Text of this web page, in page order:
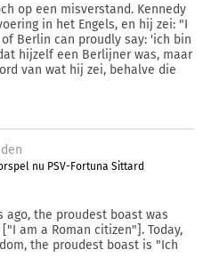
op een misverstand. Kennedy
in het Engels, en hij zei: "I
Berlin can proudly say: 'ich bin
hijzelf een Berlijner was, maar
van wat hij zei, behalve die
nu PSV-Fortuna Sittard
ago, the proudest boast was
am a Roman citizen"]. Today,
the proudest boast is "Ich